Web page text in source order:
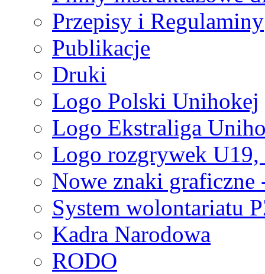
Przepisy i Regulaminy
Publikacje
Druki
Logo Polski Unihokej
Logo Ekstraliga
Logo rozgrywek
Nowe znaki graficzne
System wolontariatu
Kadra Narodowa
RODO